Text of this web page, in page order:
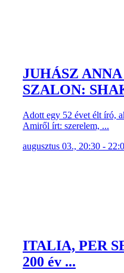
JUHÁSZ
SZALON:
Adott egy 52 évet élt író,
Amiről írt: szerelem, ...
augusztus 03., 20:30 -
ITALIA, PER
200 év ...